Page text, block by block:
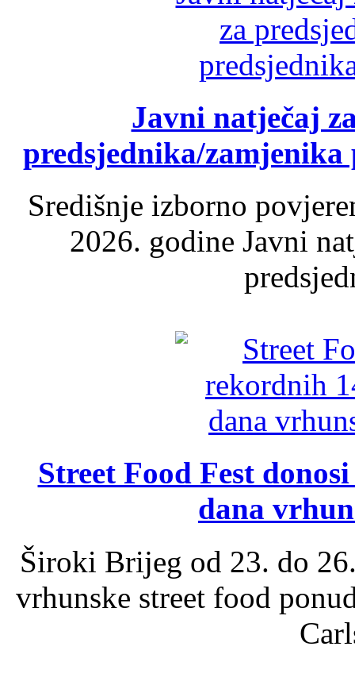
Javni natječaj
predsjednika/
Središnje izborno
2026. godine Javni
Street Food Fest
dana
Široki Brijeg od 23. do
vrhunske street food